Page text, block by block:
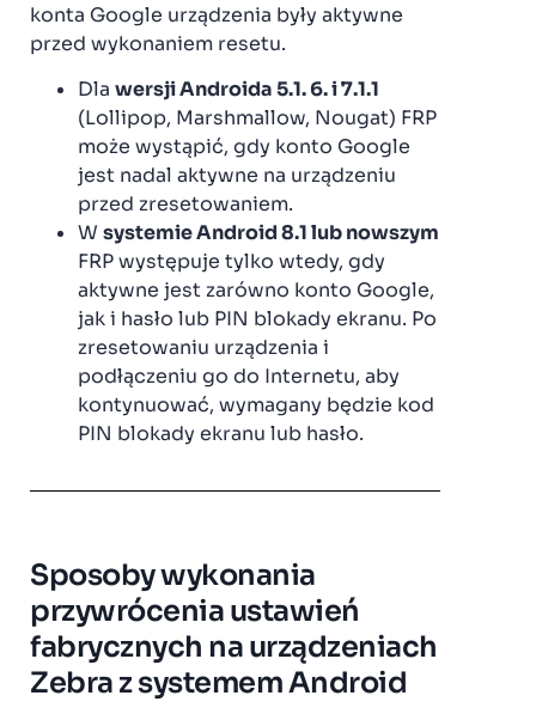
konta Google urządzenia były aktywne
przed wykonaniem resetu.
Dla wersji Androida 5.1. 6. i 7.1.1
(Lollipop, Marshmallow, Nougat) FRP
może wystąpić, gdy konto Google
jest nadal aktywne na urządzeniu
przed zresetowaniem.
W systemie Android 8.1 lub nowszym
FRP występuje tylko wtedy, gdy
aktywne jest zarówno konto Google,
jak i hasło lub PIN blokady ekranu. Po
zresetowaniu urządzenia i
podłączeniu go do Internetu, aby
kontynuować, wymagany będzie kod
PIN blokady ekranu lub hasło.
Sposoby wykonania
przywrócenia ustawień
fabrycznych na urządzeniach
Zebra z systemem Android